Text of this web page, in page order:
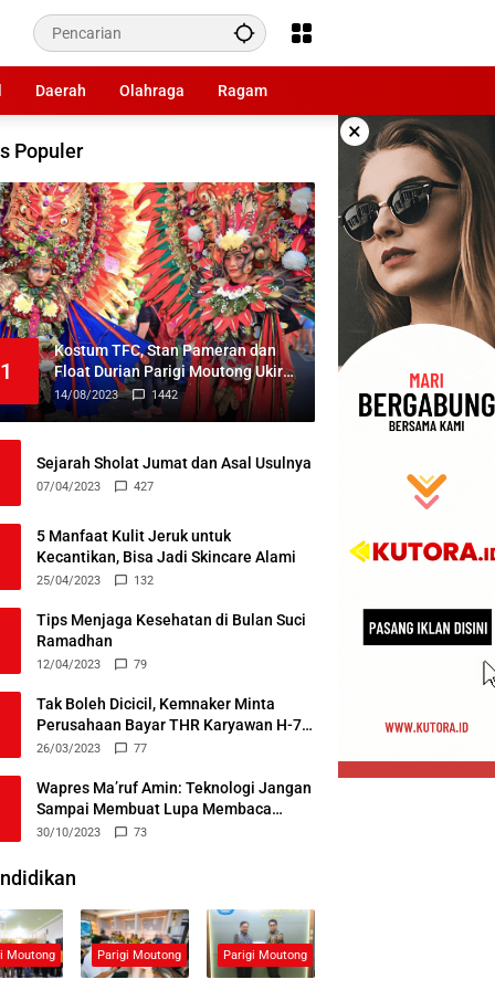
Daerah Olahraga Ragam
×
Populer
1
Kostum TFC, Stan Pameran dan
Float Durian Parigi Moutong Ukir
Prestasi di TIFF 2023
14/08/2023 1442
Sejarah Sholat Jumat dan Asal Usulnya
07/04/2023 427
5 Manfaat Kulit Jeruk untuk
Kecantikan, Bisa Jadi Skincare Alami
25/04/2023 132
Tips Menjaga Kesehatan di Bulan Suci
Ramadhan
12/04/2023 79
Tak Boleh Dicicil, Kemnaker Minta
Perusahaan Bayar THR Karyawan H-7
Lebaran
26/03/2023 77
Wapres Ma’ruf Amin: Teknologi Jangan
Sampai Membuat Lupa Membaca
Alquran
30/10/2023 73
Moutong Parigi Moutong Parigi Moutong